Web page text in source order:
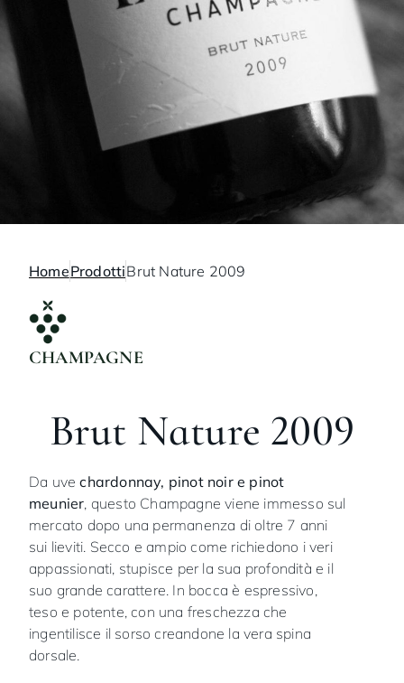
HomeProdottiBrut Nature 2009
CHAMPAGNE
Brut Nature 2009
Da uvechardonnay, pinot noir e pinot
meunier, questo Champagne viene immesso sul
mercato dopo una permanenza di oltre 7 anni
sui lieviti. Secco e ampio come richiedono i veri
appassionati, stupisce per la sua profondità e il
suo grande carattere. In bocca è espressivo,
teso e potente, con una freschezza che
ingentilisce il sorso creandone la vera spina
dorsale.